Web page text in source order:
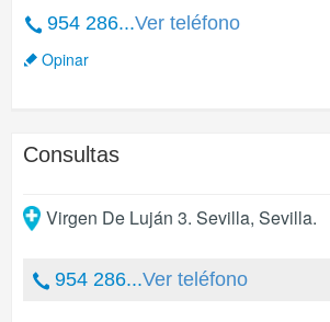
954 286...Ver teléfono
Opinar
Consultas
Virgen De Luján 3. Sevilla, Sevilla.
954 286...Ver teléfono